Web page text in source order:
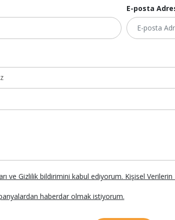
E-posta
ve Gizlilik bildirimini kabul ediyorum. Kişisel
haberdar olmak istiyorum.